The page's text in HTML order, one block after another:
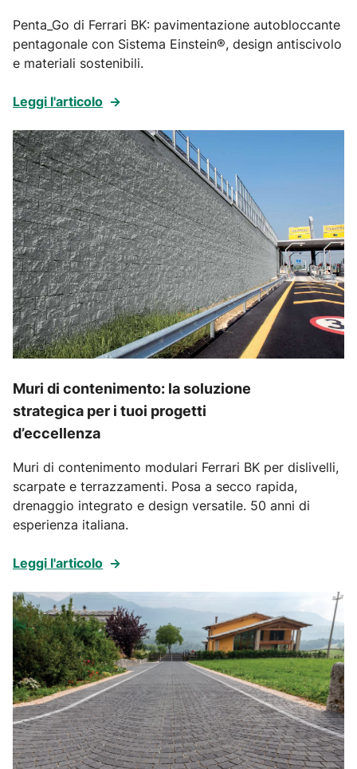
Penta_Go di Ferrari BK: pavimentazione autobloccante
pentagonale con Sistema Einstein®, design antiscivolo
e materiali sostenibili.
Leggi l'articolo →
Muri di contenimento: la soluzione
strategica per i tuoi progetti
d’eccellenza
Muri di contenimento modulari Ferrari BK per dislivelli,
scarpate e terrazzamenti. Posa a secco rapida,
drenaggio integrato e design versatile. 50 anni di
esperienza italiana.
Leggi l'articolo →